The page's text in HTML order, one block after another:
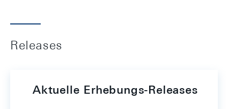
Releases
Aktuelle Erhebungs-Releases